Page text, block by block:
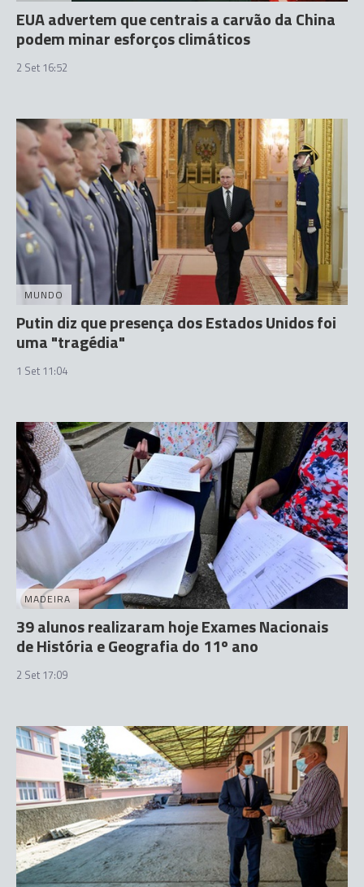
EUA advertem que centrais a carvão da China
podem minar esforços climáticos
2 Set 16:52
MUNDO
Putin diz que presença dos Estados Unidos foi
uma "tragédia"
1 Set 11:04
MADEIRA
39 alunos realizaram hoje Exames Nacionais
de História e Geografia do 11º ano
2 Set 17:09